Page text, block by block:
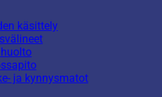
käsittely
ja kynnysmatot